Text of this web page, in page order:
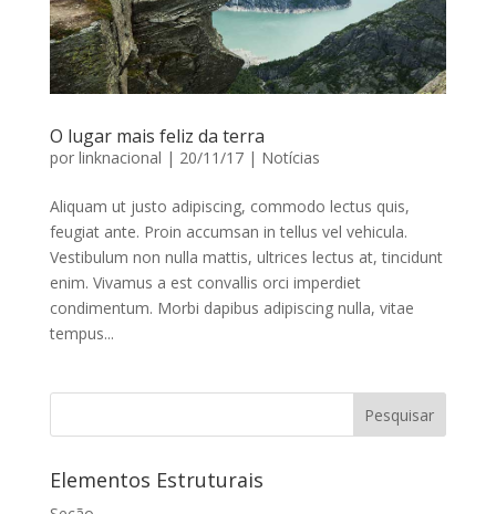
O lugar mais feliz da terra
por linknacional | 20/11/17| Notícias
Aliquam ut justo adipiscing, commodo lectus quis,
feugiat ante. Proin accumsan in tellus vel vehicula.
Vestibulum non nulla mattis, ultrices lectus at, tincidunt
enim. Vivamus a est convallis orci imperdiet
condimentum. Morbi dapibus adipiscing nulla, vitae
tempus...
Elementos Estruturais